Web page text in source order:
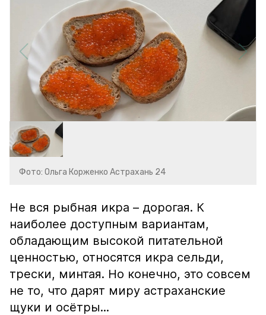
Фото: Ольга Корженко Астрахань 24
Не вся рыбная икра – дорогая. К
наиболее доступным вариантам,
обладающим высокой питательной
ценностью, относятся икра сельди,
трески, минтая. Но конечно, это совсем
не то, что дарят миру астраханские
щуки и осётры...